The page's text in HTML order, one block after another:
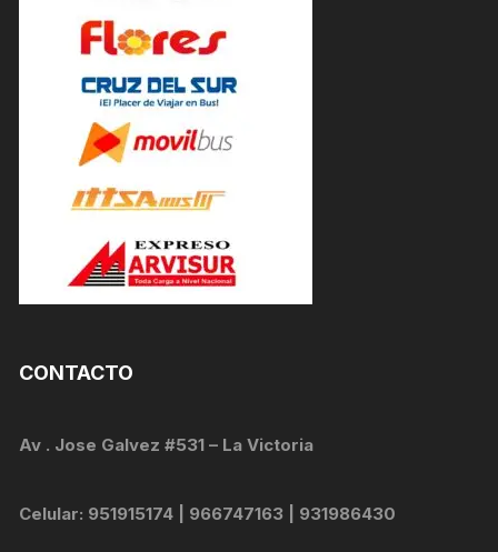
CONTACTO
Av . Jose Galvez #531 – La Victoria
Celular: 951915174 | 966747163 | 931986430